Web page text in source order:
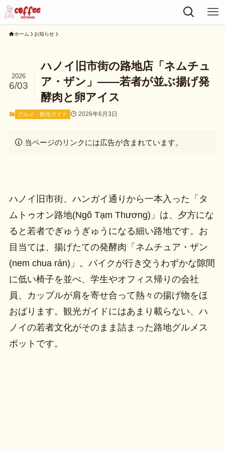
ホーム お知らせ
ハノイ旧市街の路地店「ネムチュ
ア・ザン」——若者が並ぶ揚げ発
酵肉と卵アイス
2026
6/03
グルメ 観光ガイド 2026年6月3日
当ページのリンクには広告が含まれています。
ハノイ旧市街、ハンガイ通りから一本入った「タ
ムトゥオン路地(Ngõ Tạm Thương)」は、夕方にな
ると若者でぎゅうぎゅうになる細い路地です。お
目当ては、揚げたての発酵肉「ネムチュア・ザン
(nem chua rán)」。バイクが行き交うわずかな隙間
に低い椅子を並べ、学生やオフィス帰りの会社
員、カップルが肩を寄せ合って熱々の揚げ物をほ
おばります。観光ガイドにはあまり載らない、ハ
ノイの若者文化がそのまま詰まった路地グルメス
ポットです。